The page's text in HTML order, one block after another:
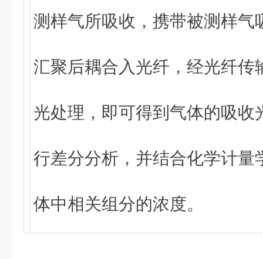
测样气所吸收，携带被测样气
汇聚后耦合入光纤，经光纤传
光处理，即可得到气体的吸收
行差分分析，并结合化学计量
体中相关组分的浓度。